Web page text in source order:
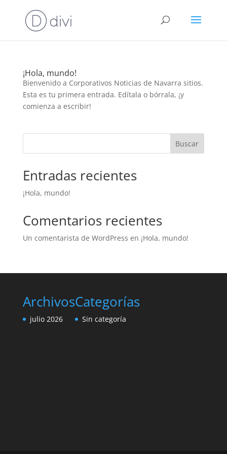
¡Hola, mundo!
Bienvenido a Corporativos Noticias de Navarra sitios.
Esta es tu primera entrada. Edítala o bórrala, ¡y
comienza a escribir!
Buscar
Entradas recientes
¡Hola, mundo!
Comentarios recientes
Un comentarista de WordPress en ¡Hola, mundo!
Archivos
julio 2026
Categorías
Sin categoría